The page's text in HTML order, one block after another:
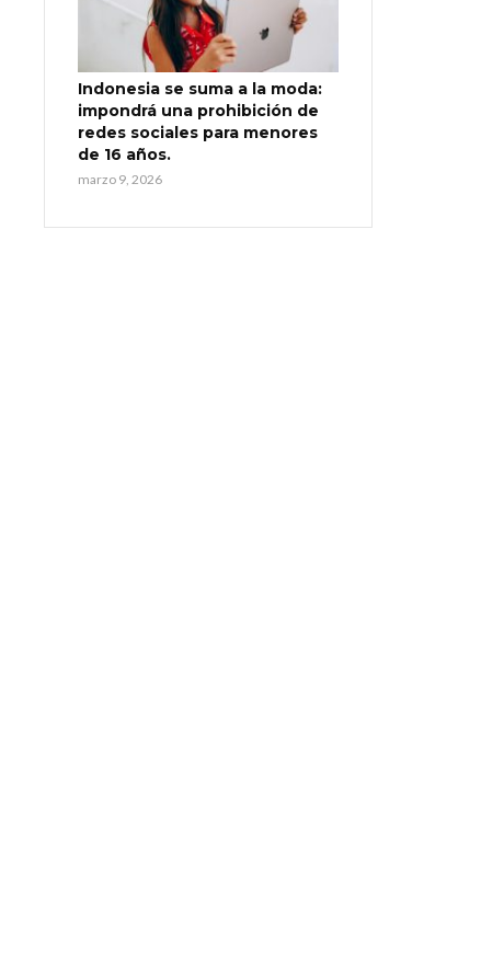
Indonesia se suma a la moda:
impondrá una prohibición de
redes sociales para menores
de 16 años.
marzo 9, 2026